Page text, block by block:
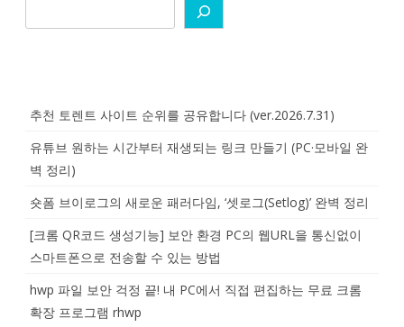
추천 토렌트 사이트 순위를 공유합니다 (ver.2026.7.31)
유튜브 원하는 시간부터 재생되는 링크 만들기 (PC·모바일 완
벽 정리)
숏폼 브이로그의 새로운 패러다임, ‘셋로그(Setlog)’ 완벽 정리
[크롬 QR코드 생성기능] 보안 환경 PC의 웹URL을 통신없이
스마트폰으로 전송할 수 있는 방법
hwp 파일 보안 걱정 끝! 내 PC에서 직접 편집하는 무료 크롬
확장 프로그램 rhwp